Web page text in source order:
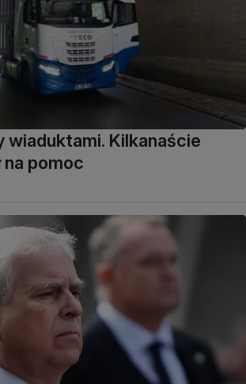
wiaduktami. Kilkanaście
na pomoc